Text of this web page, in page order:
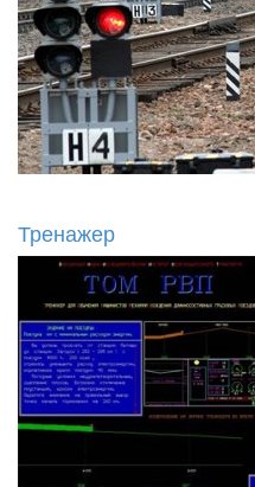
Тренажер